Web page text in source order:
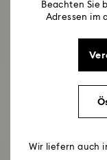
Beachten Sie
Adressen im
Wir liefern auch